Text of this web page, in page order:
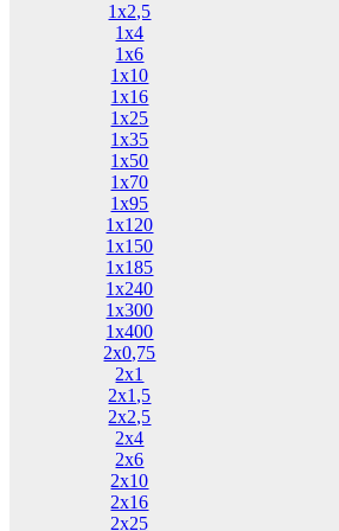
1х2,5
1х4
1х6
1х10
1х16
1х25
1х35
1х50
1х70
1х95
1х120
1х150
1х185
1х240
1х300
1х400
2х0,75
2х1
2х1,5
2х2,5
2х4
2х6
2х10
2х16
2х25